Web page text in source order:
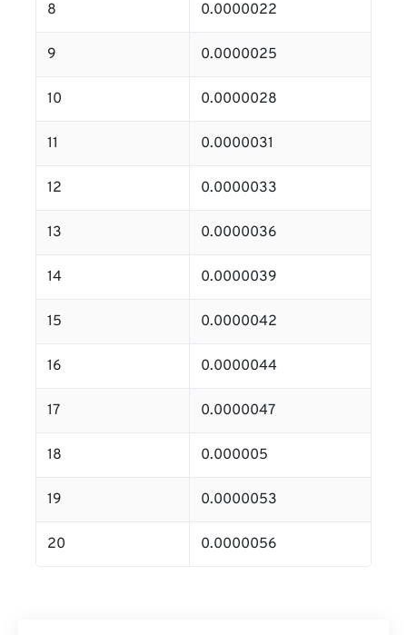
8 0.0000022
9 0.0000025
10 0.0000028
11 0.0000031
12 0.0000033
13 0.0000036
14 0.0000039
15 0.0000042
16 0.0000044
17 0.0000047
18 0.000005
19 0.0000053
20 0.0000056